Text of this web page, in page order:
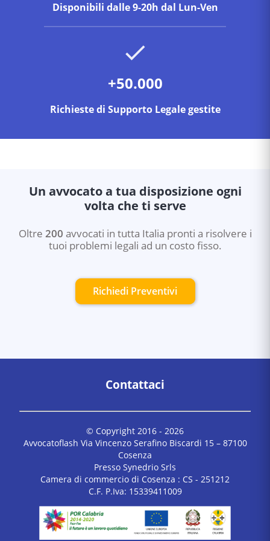
Disponibili dalle 9-20h dal Lun-Ven
+50.000
Richieste di Supporto Legale gestite
Un avvocato a tua disposizione ogni
volta che ti serve
Oltre 200 avvocati in tutta Italia pronti a risolvere i
tuoi problemi legali ad un costo fisso.
Richiedi Preventivi
Contattaci
© Copyright 2016 - 2026
Avvocatoflash Via Vincenzo Serafino Biscardi 15 – 87100
Cosenza
Presso Synedrio Srls
Camera di commercio di Cosenza : CS - 251212
C.F. P.Iva: 15339411009